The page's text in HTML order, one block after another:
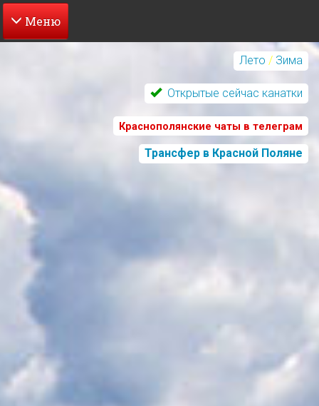
Перейти
Лето / Зима
Открытые сейчас канатки
Краснополянские чаты в телеграм
Трансфер в Красной Поляне